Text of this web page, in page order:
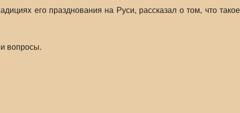
его празднования на Руси, рассказал о том, что такое
вопросы.